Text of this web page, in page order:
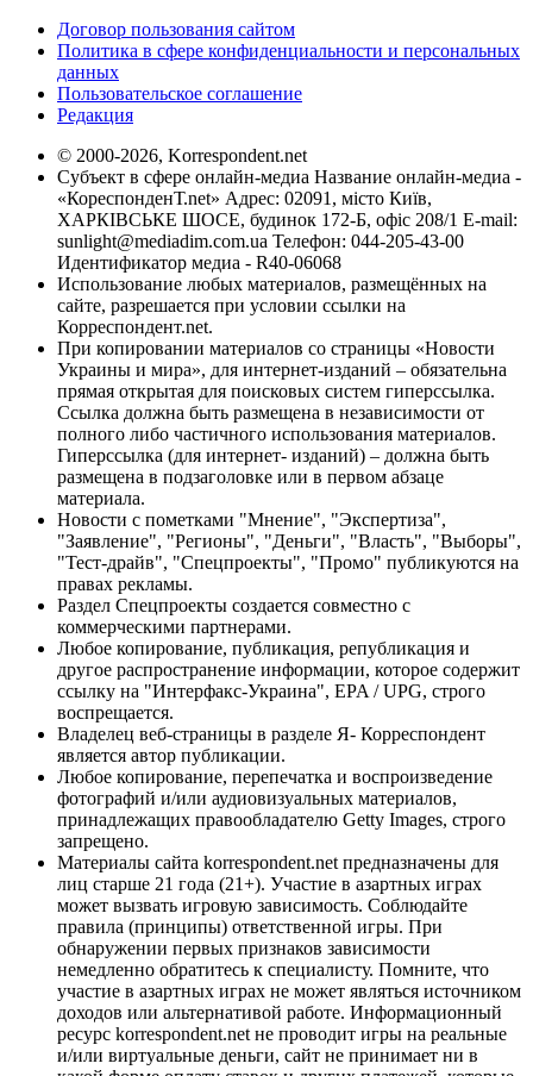
Договор пользования сайтом
Политика в сфере конфиденциальности и персональных
данных
Пользовательское соглашение
Редакция
© 2000-2026, Korrespondent.net
Субъект в сфере онлайн-медиа Название онлайн-медиа -
«КореспонденТ.net» Адрес: 02091, місто Київ,
ХАРКІВСЬКЕ ШОСЕ, будинок 172-Б, офіс 208/1 E-mail:
sunlight@mediadim.com.ua Телефон: 044-205-43-00
Идентификатор медиа - R40-06068
Использование любых материалов, размещённых на
сайте, разрешается при условии ссылки на
Корреспондент.net.
При копировании материалов со страницы «Новости
Украины и мира», для интернет-изданий – обязательна
прямая открытая для поисковых систем гиперссылка.
Ссылка должна быть размещена в независимости от
полного либо частичного использования материалов.
Гиперссылка (для интернет- изданий) – должна быть
размещена в подзаголовке или в первом абзаце
материала.
Новости с пометками "Мнение", "Экспертиза",
"Заявление", "Регионы", "Деньги", "Власть", "Выборы",
"Тест-драйв", "Спецпроекты", "Промо" публикуются на
правах рекламы.
Раздел Спецпроекты создается совместно с
коммерческими партнерами.
Любое копирование, публикация, републикация и
другое распространение информации, которое содержит
ссылку на "Интерфакс-Украина", EPA / UPG, строго
воспрещается.
Владелец веб-страницы в разделе Я- Корреспондент
является автор публикации.
Любое копирование, перепечатка и воспроизведение
фотографий и/или аудиовизуальных материалов,
принадлежащих правообладателю Getty Images, строго
запрещено.
Материалы сайта korrespondent.net предназначены для
лиц старше 21 года (21+). Участие в азартных играх
может вызвать игровую зависимость. Соблюдайте
правила (принципы) ответственной игры. При
обнаружении первых признаков зависимости
немедленно обратитесь к специалисту. Помните, что
участие в азартных играх не может являться источником
доходов или альтернативой работе. Информационный
ресурс korrespondent.net не проводит игры на реальные
и/или виртуальные деньги, сайт не принимает ни в